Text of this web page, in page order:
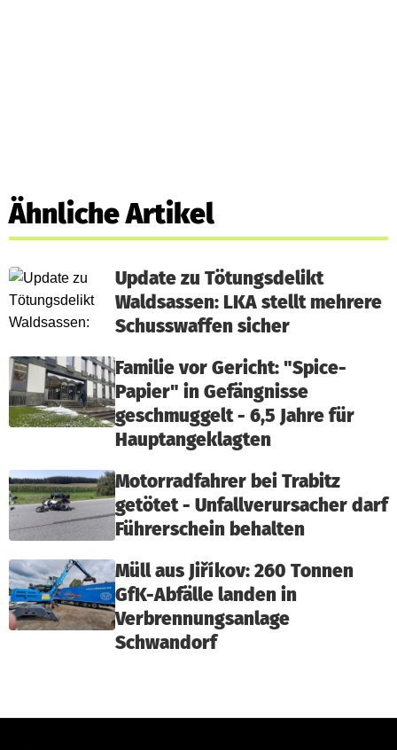
Ähnliche Artikel
Update zu Tötungsdelikt
Waldsassen: LKA stellt mehrere
Schusswaffen sicher
Familie vor Gericht: "Spice-
Papier" in Gefängnisse
geschmuggelt - 6,5 Jahre für
Hauptangeklagten
Motorradfahrer bei Trabitz
getötet - Unfallverursacher darf
Führerschein behalten
Müll aus Jiříkov: 260 Tonnen
GfK-Abfälle landen in
Verbrennungsanlage
Schwandorf